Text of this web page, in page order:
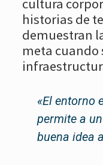
cultura
historias de
demuestran
meta cuando
«El entorno
permite a
buena idea